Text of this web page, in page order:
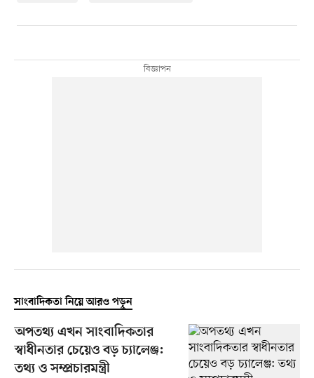
সাংবাদিকতা নিয়ে আরও পড়ুন
অপতথ্য এখন সাংবাদিকতার
স্বাধীনতার চেয়েও বড় চ্যালেঞ্জ:
তথ্য ও সম্প্রচারমন্ত্রী